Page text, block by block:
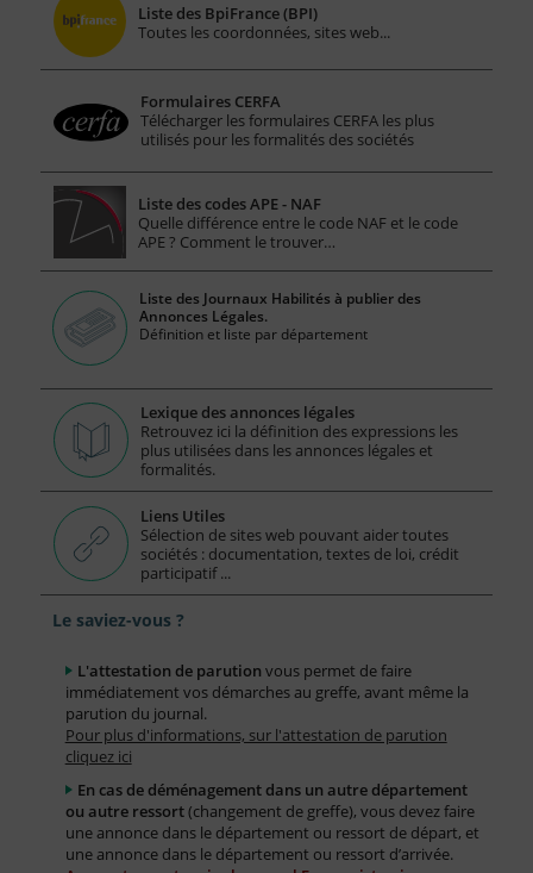
Liste des BpiFrance (BPI)
Toutes les coordonnées, sites web...
Formulaires CERFA
Télécharger les formulaires CERFA les plus
utilisés pour les formalités des sociétés
Liste des codes APE - NAF
Quelle différence entre le code NAF et le code
APE ? Comment le trouver…
Liste des Journaux Habilités à publier des
Annonces Légales.
Définition et liste par département
Lexique des annonces légales
Retrouvez ici la définition des expressions les
plus utilisées dans les annonces légales et
formalités.
Liens Utiles
Sélection de sites web pouvant aider toutes
sociétés : documentation, textes de loi, crédit
participatif ...
Le saviez-vous ?
L'attestation de parution vous permet de faire
immédiatement vos démarches au greffe, avant même la
parution du journal.
Pour plus d'informations, sur l'attestation de parution
cliquez ici
En cas de déménagement dans un autre département
ou autre ressort(changement de greffe), vous devez faire
une annonce dans le département ou ressort de départ, et
une annonce dans le département ou ressort d’arrivée.